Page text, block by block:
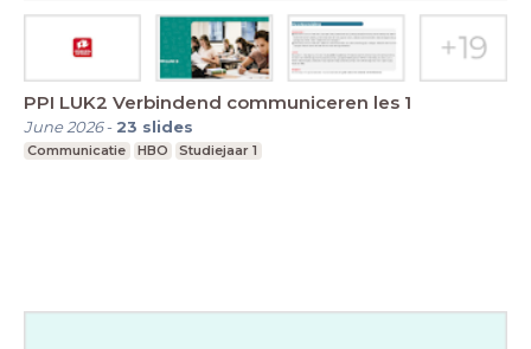
PPI LUK2 Verbindend communiceren les 1
June 2026- 23 slides
Communicatie HBO Studiejaar 1